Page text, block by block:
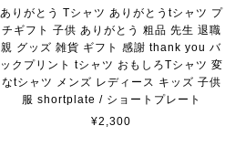
ありがとう Tシャツ ありがとうtシャツ プ
チギフト 子供 ありがとう 粗品 先生 退職
親 グッズ 雑貨 ギフト 感謝 thank you バ
ックプリント tシャツ おもしろTシャツ 変
なtシャツ メンズ レディース キッズ 子供
服 shortplate / ショートプレート
¥2,300